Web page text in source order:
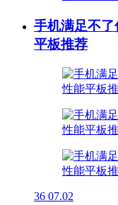
手机满足不
平板推荐
36 07.02